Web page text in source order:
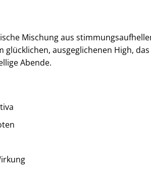
Mischung aus
ausgeglichenen High,
Abende.